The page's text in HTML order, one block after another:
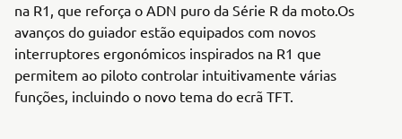
na R1, que reforça o ADN puro da Série R da moto.Os
avanços do guiador estão equipados com novos
interruptores ergonómicos inspirados na R1 que
permitem ao piloto controlar intuitivamente várias
funções, incluindo o novo tema do ecrã TFT.